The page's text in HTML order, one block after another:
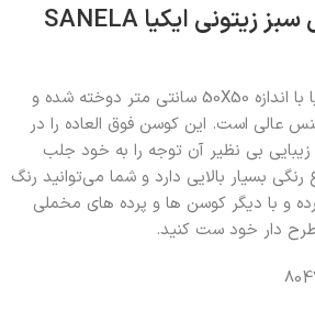
کاور کوسن مخمل سبز زیتونی ایکیا SANELA
روکش کوسن مخمل ایکیا با اندازه 50X50 سانتی متر دوخته شده و
عالی است. این کوسن فوق العاده را در
زیبایی بی نظیر آن توجه را به خود جلب
بسیار بالایی دارد و شما می‌توانید رنگ
و با دیگر کوسن ها و پرده های مخملی
دار خود ست کنید.